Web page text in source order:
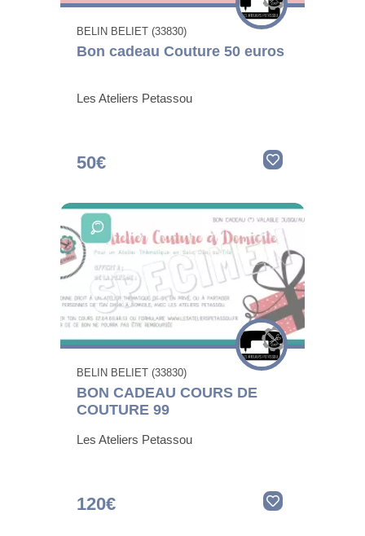
BELIN BELIET (33830)
Bon cadeau Couture 50 euros
Les Ateliers Petassou
50€
BELIN BELIET (33830)
BON CADEAU COURS DE
COUTURE 99
Les Ateliers Petassou
120€